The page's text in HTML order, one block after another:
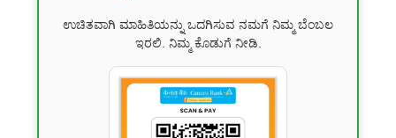
ಉಚಿತವಾಗಿ ಮಾಹಿತಿಯನ್ನು ಒದಗಿಸುವ ನಮಗೆ ನಿಮ್ಮ ಬೆಂಬಲ
ಇರಲಿ. ನಿಮ್ಮ ಕೊಡುಗೆ ನೀಡಿ.